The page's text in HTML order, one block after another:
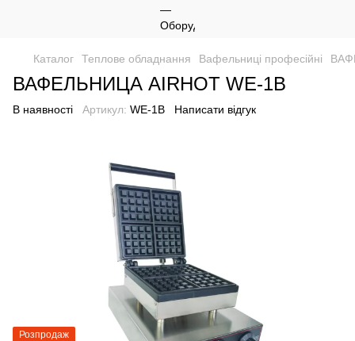
Каталог Теплове обладнання Вафельниці професійні
ВАФЕЛЬНИЦА AIRHOT WE-1B
В наявності Артикул: WE-1B Написати відгук
Розпродаж